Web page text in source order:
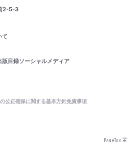
2-5-3
て
版目録ソーシャルメディア
公正確保に関する基本方針免責事項
PageTop